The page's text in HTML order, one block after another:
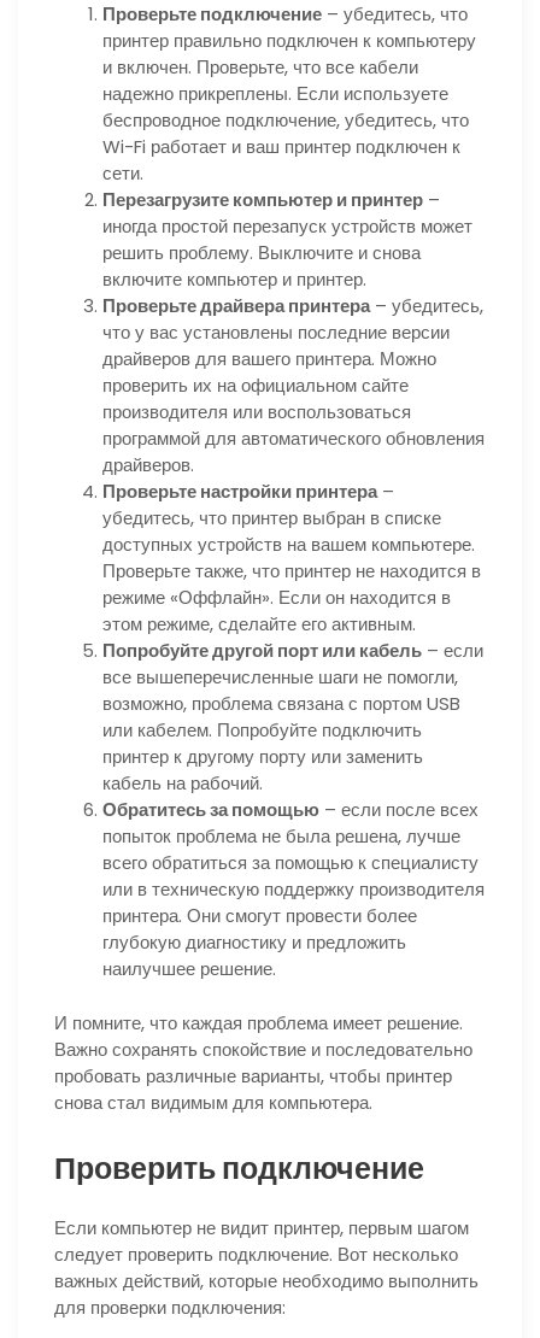
Проверьте подключение – убедитесь, что
принтер правильно подключен к компьютеру
и включен. Проверьте, что все кабели
надежно прикреплены. Если используете
беспроводное подключение, убедитесь, что
Wi-Fi работает и ваш принтер подключен к
сети.
Перезагрузите компьютер и принтер –
иногда простой перезапуск устройств может
решить проблему. Выключите и снова
включите компьютер и принтер.
Проверьте драйвера принтера– убедитесь,
что у вас установлены последние версии
драйверов для вашего принтера. Можно
проверить их на официальном сайте
производителя или воспользоваться
программой для автоматического обновления
драйверов.
Проверьте настройки принтера–
убедитесь, что принтер выбран в списке
доступных устройств на вашем компьютере.
Проверьте также, что принтер не находится в
режиме «Оффлайн». Если он находится в
этом режиме, сделайте его активным.
Попробуйте другой порт или кабель – если
все вышеперечисленные шаги не помогли,
возможно, проблема связана с портом USB
или кабелем. Попробуйте подключить
принтер к другому порту или заменить
кабель на рабочий.
Обратитесь за помощью – если после всех
попыток проблема не была решена, лучше
всего обратиться за помощью к специалисту
или в техническую поддержку производителя
принтера. Они смогут провести более
глубокую диагностику и предложить
наилучшее решение.
И помните, что каждая проблема имеет решение.
Важно сохранять спокойствие и последовательно
пробовать различные варианты, чтобы принтер
снова стал видимым для компьютера.
Проверить подключение
Если компьютер не видит принтер, первым шагом
следует проверить подключение. Вот несколько
важных действий, которые необходимо выполнить
для проверки подключения: